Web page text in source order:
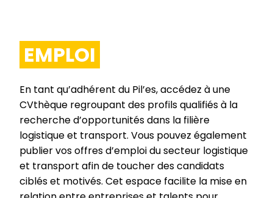
EMPLOI
En tant qu’adhérent du Pil’es, accédez à une
CVthèque regroupant des profils qualifiés à la
recherche d’opportunités dans la filière
logistique et transport. Vous pouvez également
publier vos offres d’emploi du secteur logistique
et transport afin de toucher des candidats
ciblés et motivés. Cet espace facilite la mise en